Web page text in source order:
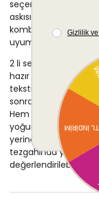
seçenek sunar. Eller
askısına kolayca
kombinasyonu
uyumlu bir bütünlük
2 li set yapısı, biri
hazır tutulmasını
tekstil yönetimi
sonrasında
Hem günlük rutin
yoğun kullanım
yerine getirir. Çizgili
tezgahında ya da
değerlendirilebilir.